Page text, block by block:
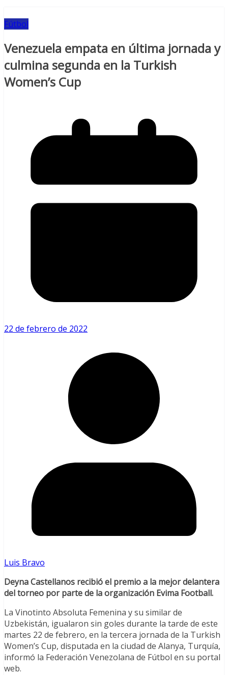
Fútbol
Venezuela empata en última jornada y
culmina segunda en la Turkish
Women’s Cup
22 de febrero de 2022
Luis Bravo
Deyna Castellanos recibió el premio a la mejor delantera
del torneo por parte de la organización Evima Football.
La Vinotinto Absoluta Femenina y su similar de
Uzbekistán, igualaron sin goles durante la tarde de este
martes 22 de febrero, en la tercera jornada de la Turkish
Women’s Cup, disputada en la ciudad de Alanya, Turquía,
informó la Federación Venezolana de Fútbol en su portal
web.